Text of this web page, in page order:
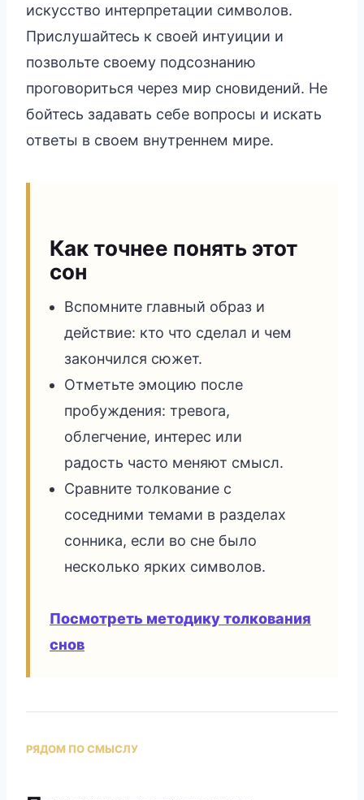
искусство интерпретации символов.
Прислушайтесь к своей интуиции и
позвольте своему подсознанию
проговориться через мир сновидений. Не
бойтесь задавать себе вопросы и искать
ответы в своем внутреннем мире.
Как точнее понять этот
сон
Вспомните главный образ и
действие: кто что сделал и чем
закончился сюжет.
Отметьте эмоцию после
пробуждения: тревога,
облегчение, интерес или
радость часто меняют смысл.
Сравните толкование с
соседними темами в разделах
сонника, если во сне было
несколько ярких символов.
Посмотреть методику толкования
снов
РЯДОМ ПО СМЫСЛУ